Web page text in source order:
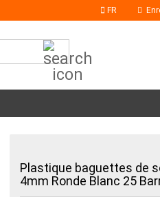
FR
Bâtons de colle
Plastique baguettes de
4mm Ronde Blanc 25